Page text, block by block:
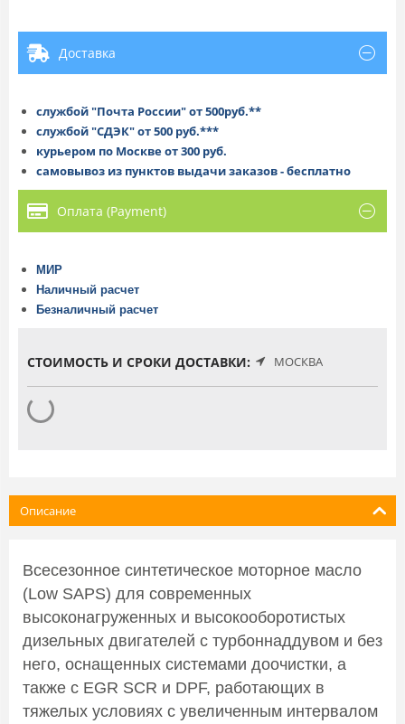
Доставка
службой "Почта России" от 500руб.**
службой "СДЭК" от 500 руб.***
курьером по Москве от 300 руб.
самовывоз из пунктов выдачи заказов - бесплатно
Оплата (Payment)
МИР
Наличный расчет
Безналичный расчет
СТОИМОСТЬ И СРОКИ ДОСТАВКИ: МОСКВА
Описание
Всесезонное синтетическое моторное масло
(Low SAPS) для современных
высоконагруженных и высокооборотистых
дизельных двигателей с турбоннаддувом и без
него, оснащенных системами доочистки, а
также с EGR SCR и DPF, работающих в
тяжелых условиях с увеличенным интервалом